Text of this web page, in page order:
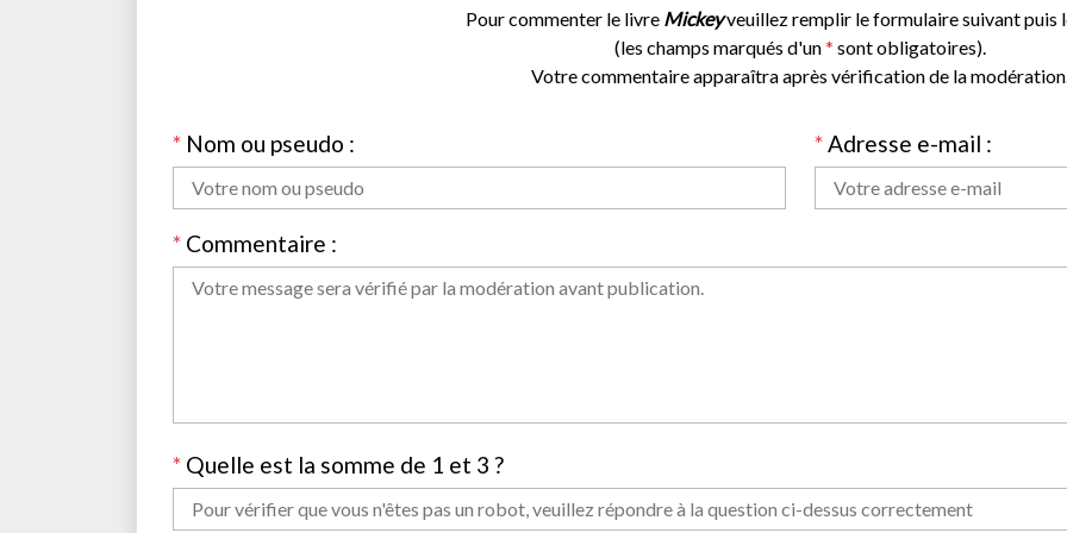
Pour commenter le livre Mickeyveuillez remplir le formulaire suivant puis
(les champs marqués d'un* sont obligatoires).
Votre commentaire apparaîtra après vérification de la
* Nom ou pseudo : *Adresse e-mail :
* Commentaire :
* Quelle est la somme de 1 et 3 ?